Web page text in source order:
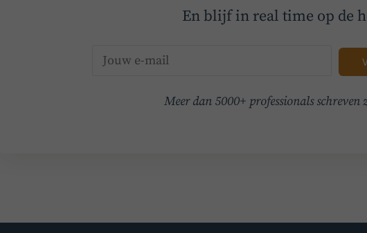
En blijf in real time op de
Meer dan 5000+ professionals schreven